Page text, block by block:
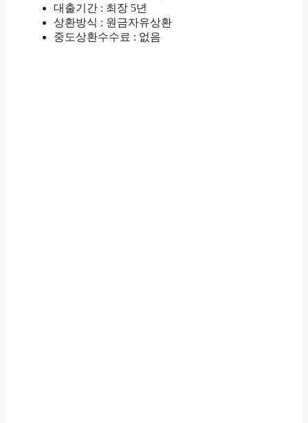
대출기간 : 최장 5년
상환방식 : 원금자유상환
중도상환수수료 : 없음